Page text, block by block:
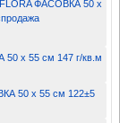
FLORA ФАСОВКА 50 x
50 x 55 см 147 г/кв.м
50 x 55 см 122±5